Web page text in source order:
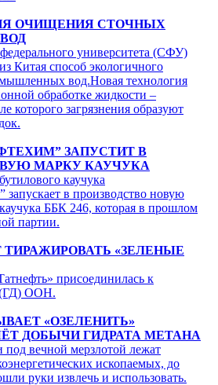
ОЧИЩЕНИЯ СТОЧНЫХ
университета (СФУ)
Китая способ экологичного
вод.Новая технология
обработке жидкости –
которого загрязнения образуют
ЗАПУСТИТ В
МАРКУ КАУЧУКА
каучука
в производство новую
ББК 246, которая в прошлом
партии.
ТИРАЖИРОВАТЬ «ЗЕЛЕНЫЕ
присоединилась к
(ГД) ООН.
«ОЗЕЛЕНИТЬ»
ДОБЫЧИ ГИДРАТА МЕТАНА
под вечной мерзлотой лежат
ископаемых, до
руки извлечь и использовать.